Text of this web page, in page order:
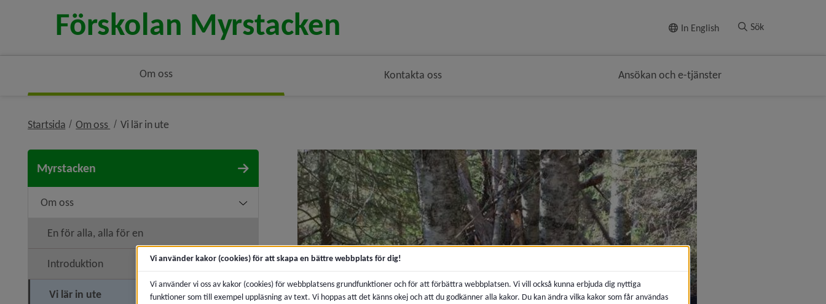
In English Sök
Om oss Kontakta oss Ansökan och e-tjänster
Startsida Om oss nivå i brödsmulenavigeringen
Vi lär in utenivå i brödsmulenavigeringen
Myrstacken
Om oss Undermeny för Om oss
En för alla, alla för en
Introduktion
Vi lär in ute
Vi använder kakor (cookies) för att skapa en bättre webbplats för dig!
Vi använder vi oss av kakor (cookies) för webbplatsens grundfunktioner och för att förbättra webbplatsen. Vi vill också kunna erbjuda dig nyttiga
funktioner som till exempel uppläsning av text. Vi hoppas att det känns okej och att du godkänner alla kakor. Du kan ändra vilka kakor som får användas